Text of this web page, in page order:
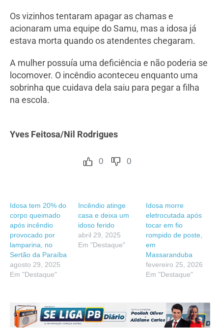
Os vizinhos tentaram apagar as chamas e
acionaram uma equipe do Samu, mas a idosa já
estava morta quando os atendentes chegaram.
A mulher possuía uma deficiência e não poderia se
locomover. O incêndio aconteceu enquanto uma
sobrinha que cuidava dela saiu para pegar a filha
na escola.
Yves Feitosa/Nil Rodrigues
0 0
Idosa tem 20% do
corpo queimado
após incêndio
provocado por
lamparina, no
Sertão da Paraíba
agosto 29, 2025
Em "Destaque"
Incêndio atinge
casa e deixa um
idoso ferido
abril 29, 2025
Em "Destaque"
Idosa morre
eletrocutada após
tocar em fio
rompido de poste,
em
Massaranduba
fevereiro 25, 2026
Em "Destaque"